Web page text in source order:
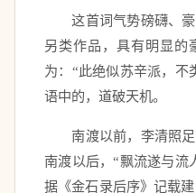
这首词气势磅礴、豪
另类作品，具有明显的
为：“此绝似苏辛派，不
语中的，道破天机。
南渡以前，李清照足
南渡以后，“飘流遂与流
据《金石录后序》记载